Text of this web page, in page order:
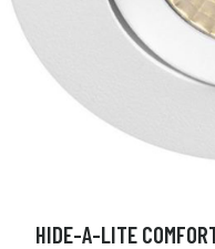
HIDE-A-LITE